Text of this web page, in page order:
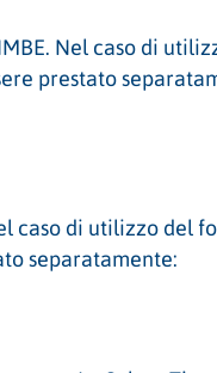
Nel caso di
prestato
caso di utilizzo del
separatamente: